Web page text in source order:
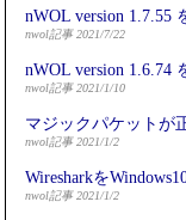
nWOL version 1.7.55
nwol記事 2021/7/22
nWOL version 1.6.74
nwol記事 2021/1/10
マジックパケットが
nwol記事 2021/1/2
Wiresharkを
nwol記事 2021/1/2